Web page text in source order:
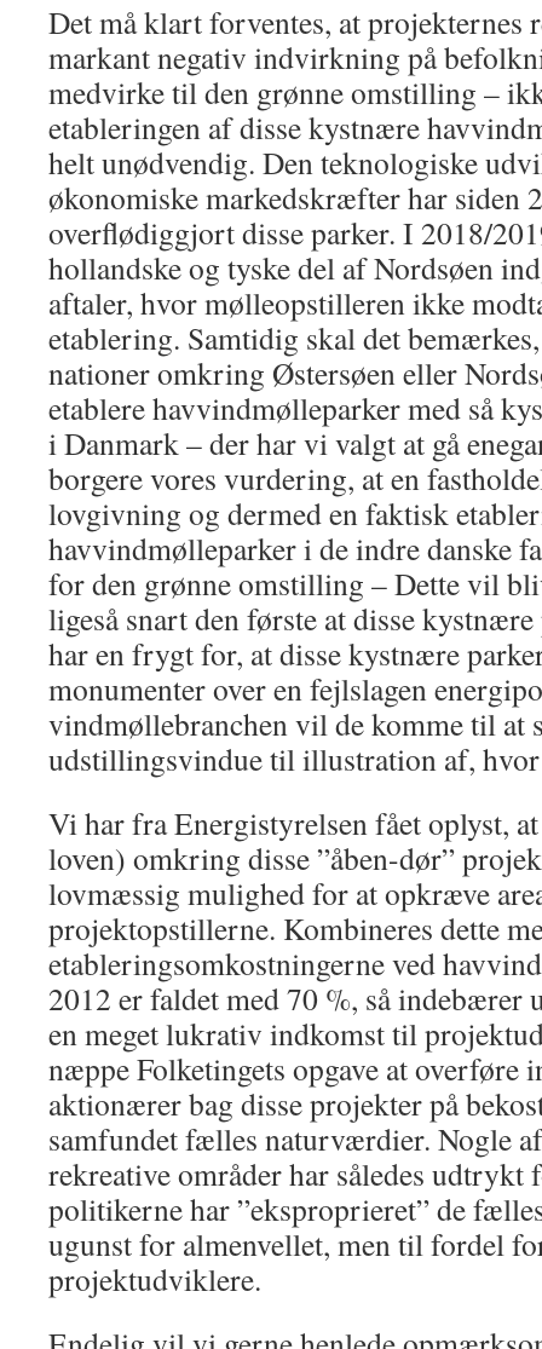
Det må klart forventes, at projekternes
markant negativ indvirkning på
medvirke til den grønne omstilling –
etableringen af disse kystnære
helt unødvendig. Den teknologiske
økonomiske markedskræfter har siden
overflødiggjort disse parker. I 2018/
hollandske og tyske del af Nordsøen
aftaler, hvor mølleopstilleren ikke
etablering. Samtidig skal det
nationer omkring Østersøen eller
etablere havvindmølleparker med så
i Danmark – der har vi valgt at gå
borgere vores vurdering, at en
lovgivning og dermed en faktisk
havvindmølleparker i de indre danske
for den grønne omstilling – Dette vil
ligeså snart den første at disse
har en frygt for, at disse kystnære
monumenter over en fejlslagen
vindmøllebranchen vil de komme til at
udstillingsvindue til illustration af, hvor
Vi har fra Energistyrelsen fået oplyst,
loven) omkring disse ”åben-dør”
lovmæssig mulighed for at opkræve
projektopstillerne. Kombineres dette
etableringsomkostningerne ved
2012 er faldet med 70 %, så indebærer
en meget lukrativ indkomst til
næppe Folketingets opgave at
aktionærer bag disse projekter på
samfundet fælles naturværdier. Nogle
rekreative områder har således udtrykt
politikerne har ”eksproprieret” de
ugunst for almenvellet, men til fordel
projektudviklere.